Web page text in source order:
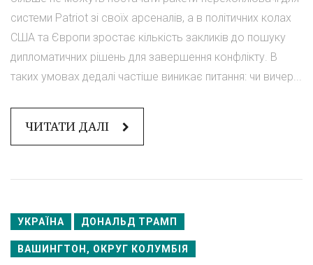
системи Patriot зі своїх арсеналів, а в політичних колах
США та Європи зростає кількість закликів до пошуку
дипломатичних рішень для завершення конфлікту. В
таких умовах дедалі частіше виникає питання: чи вичер...
ЧИТАТИ ДАЛІ
УКРАЇНА ДОНАЛЬД ТРАМП
ВАШИНГТОН, ОКРУГ КОЛУМБІЯ